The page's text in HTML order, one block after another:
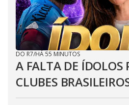
DO R7/HÁ 55 MINUTOS
A FALTA DE ÍDOLOS
CLUBES